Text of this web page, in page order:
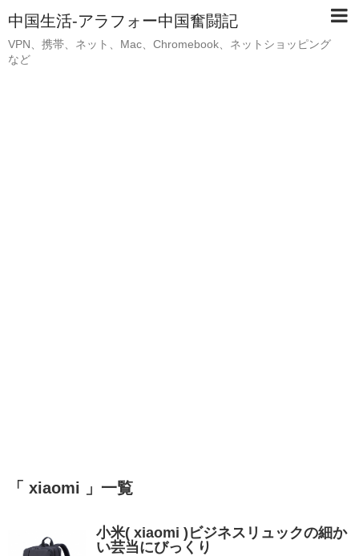
中国生活-アラフォー中国奮闘記
VPN、携帯、ネット、Mac、Chromebook、ネットショッピング
など
「 xiaomi 」一覧
小米( xiaomi )ビジネスリュックの細か
い芸当にびっくり